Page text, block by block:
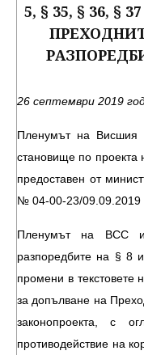
5, § 35, § 36, §
26 септември 2019
Пленумът на Висшия
становище по проекта
предоставен от
№ 04-00-23/09.09.2019
Пленумът на ВСС
разпоредбите на § 8
промени в
за допълване на
законопроекта, с
противодействие на